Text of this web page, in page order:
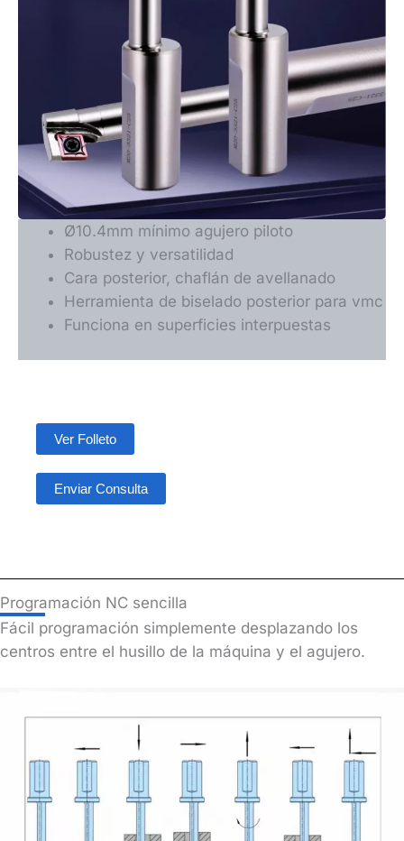
Ø10.4mm mínimo agujero piloto
Robustez y versatilidad
Cara posterior, chaflán de avellanado
Herramienta de biselado posterior para vmc
Funciona en superficies interpuestas
Ver Folleto
Enviar Consulta
Programación NC sencilla
Fácil programación simplemente desplazando los
centros entre el husillo de la máquina y el agujero.